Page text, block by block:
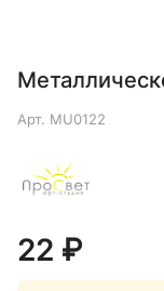
Арт. MU0122
22 ₽